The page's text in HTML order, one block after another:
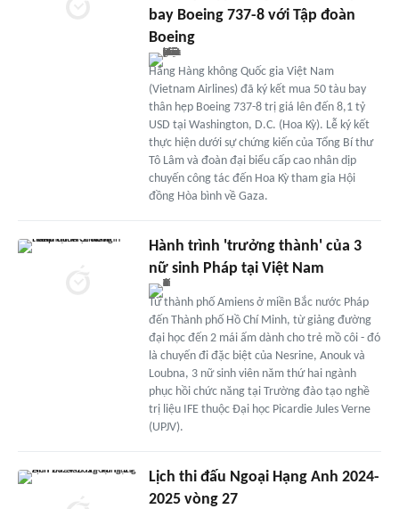
bay Boeing 737-8 với Tập đoàn
Boeing
Hãng Hàng không Quốc gia Việt Nam
(Vietnam Airlines) đã ký kết mua 50 tàu bay
thân hẹp Boeing 737-8 trị giá lên đến 8,1 tỷ
USD tại Washington, D.C. (Hoa Kỳ). Lễ ký kết
thực hiện dưới sự chứng kiến của Tổng Bí thư
Tô Lâm và đoàn đại biểu cấp cao nhân dịp
chuyến công tác đến Hoa Kỳ tham gia Hội
đồng Hòa bình về Gaza.
Hành trình 'trưởng thành' của 3
nữ sinh Pháp tại Việt Nam
Từ thành phố Amiens ở miền Bắc nước Pháp
đến Thành phố Hồ Chí Minh, từ giảng đường
đại học đến 2 mái ấm dành cho trẻ mồ côi - đó
là chuyến đi đặc biệt của Nesrine, Anouk và
Loubna, 3 nữ sinh viên năm thứ hai ngành
phục hồi chức năng tại Trường đào tạo nghề
trị liệu IFE thuộc Đại học Picardie Jules Verne
(UPJV).
Lịch thi đấu Ngoại Hạng Anh 2024-
2025 vòng 27